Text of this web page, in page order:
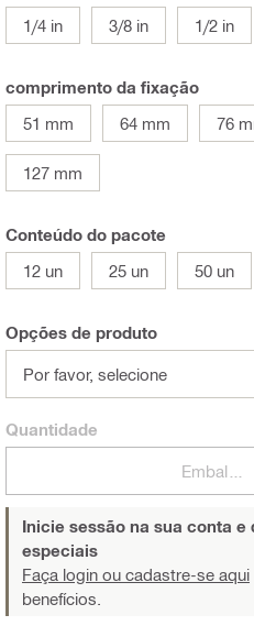
1/4 in
3/8 in 1/2 in
comprimento da fixação
51 mm
64 mm 76
127 mm
Conteúdo do pacote
12 un
25 un 50 un
Opções de produto
Por favor, selecione
Quantidade
Inicie sessão na sua conta
especiais
Faça login ou cadastre-se aqui
benefícios.